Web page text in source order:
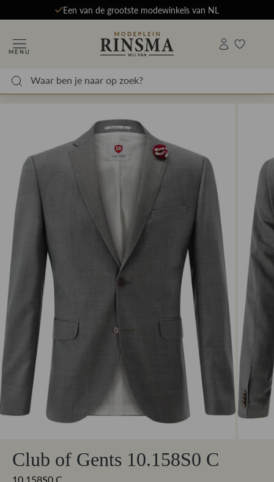
Een van de grootste modewinkels van NL
MENU
Club of Gents 10.158S0 C
10.158S0 C